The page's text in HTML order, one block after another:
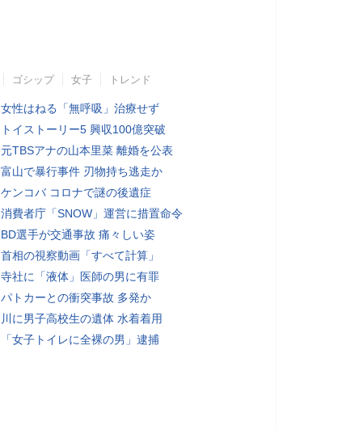
ゴシップ 女子 トレンド
女性はねる「無呼吸」治療せず
トイストーリー5 興収100億突破
元TBSアナの山本里菜 離婚を公表
富山で暴行事件 刃物持ち逃走か
ケンコバ コロナで謎の後遺症
消費者庁「SNOW」運営に措置命令
BD選手が交通事故 痛々しい姿
首相の視察動画「すべて計算」
寺社に「液体」医師の男に有罪
パトカーとの衝突事故 多発か
川に男子高校生の遺体 水着着用
「女子トイレに全裸の男」逮捕